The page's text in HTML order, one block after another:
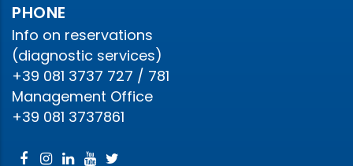
PHONE
Info on reservations
(diagnostic services)
+39 081 3737 727 / 781
Management Office
+39 081 3737861